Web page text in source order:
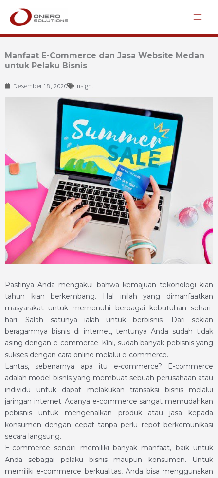
Lewati
Manfaat E-Commerce dan Jasa Website Medan
untuk Pelaku Bisnis
Desember 18, 2020 Insight
Pastinya Anda mengakui bahwa kemajuan tekonologi kian
tahun kian berkembang. Hal inilah yang dimanfaatkan
masyarakat untuk memenuhi berbagai kebutuhan sehari-
hari. Salah satunya ialah untuk berbisnis. Dari sekian
beragamnya bisnis di internet, tentunya Anda sudah tidak
asing dengan e-commerce. Kini, sudah banyak pebisnis yang
sukses dengan cara online melalui e-commerce.
Lantas, sebenarnya apa itu e-commerce? E-commerce
adalah model bisnis yang membuat sebuah perusahaan atau
individu untuk dapat melakukan transaksi bisnis melalui
jaringan internet. Adanya e-commerce sangat memudahkan
pebisnis untuk mengenalkan produk atau jasa kepada
konsumen dengan cepat tanpa perlu repot berkomunikasi
secara langsung.
E-commerce sendiri memiliki banyak manfaat, baik untuk
Anda sebagai pelaku bisnis maupun konsumen. Untuk
memiliki e-commerce berkualitas, Anda bisa menggunakan